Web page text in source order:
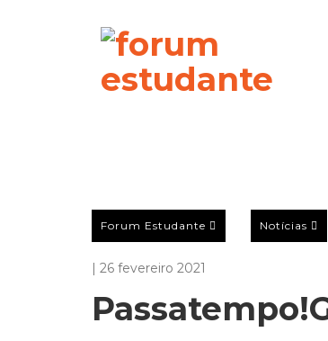
Forum Estudante Notícias
| 26 fevereiro 2021